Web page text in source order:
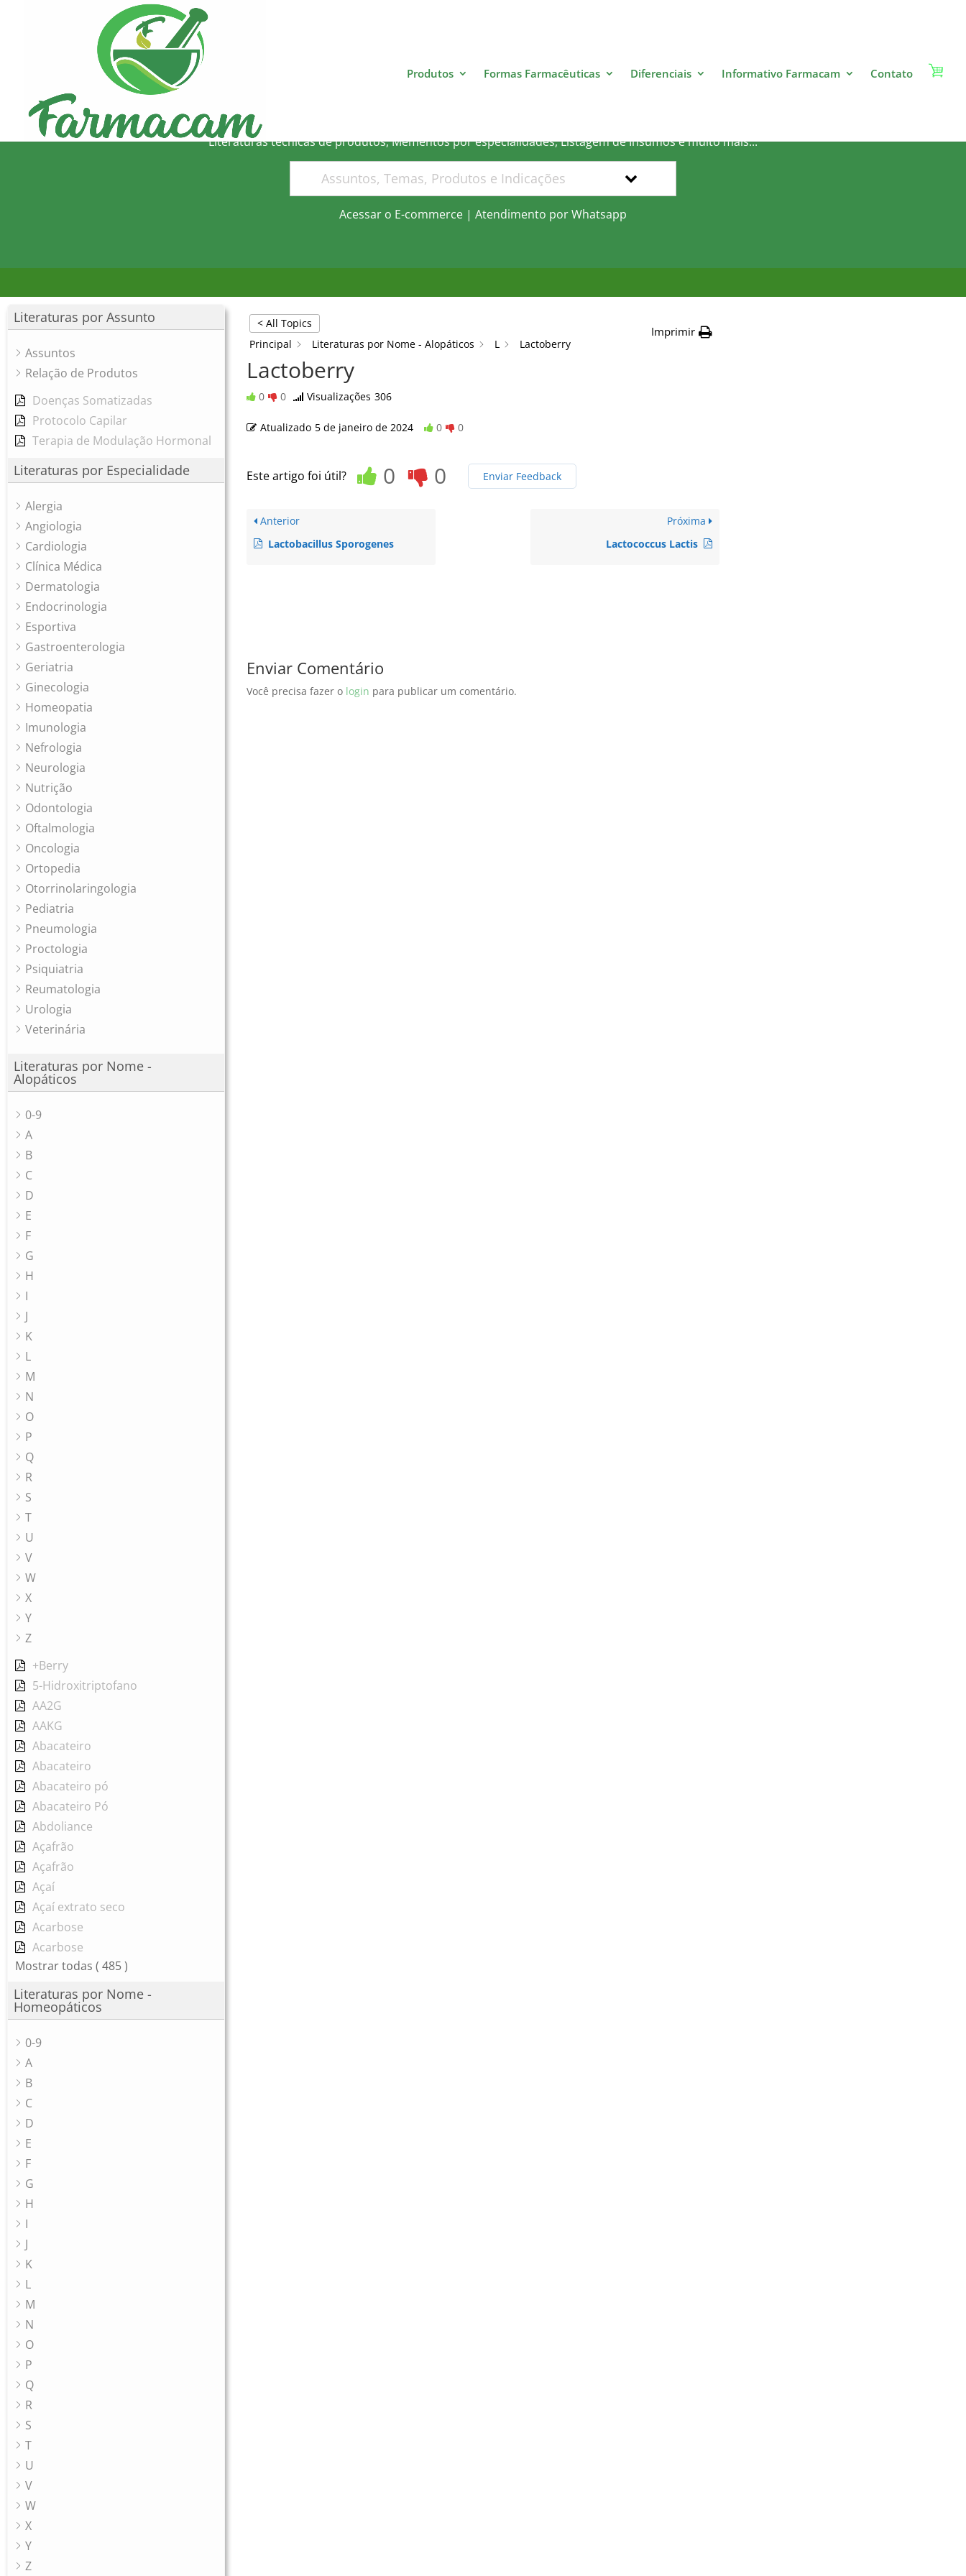
Produtos Formas Farmacêuticas Diferenciais Informativo Farmacam Contato
Literaturas técnicas de produtos, Mementos por especialidades, Listagem de Insumos e muito mais...
Acessar o E-commerce | Atendimento por Whatsapp
Literaturas por Assunto
Assuntos
Relação de Produtos
Doenças Somatizadas
Protocolo Capilar
Terapia de Modulação Hormonal
Literaturas por Especialidade
Alergia
Angiologia
Cardiologia
Clínica Médica
Dermatologia
Endocrinologia
Esportiva
Gastroenterologia
Geriatria
Ginecologia
Homeopatia
Imunologia
Nefrologia
Neurologia
Nutrição
Odontologia
Oftalmologia
Oncologia
Ortopedia
Otorrinolaringologia
Pediatria
Pneumologia
Proctologia
Psiquiatria
Reumatologia
Urologia
Veterinária
Literaturas por Nome -
Alopáticos
0-9
A
B
C
D
E
F
G
H
I
J
K
L
M
N
O
P
Q
R
S
T
U
V
W
X
Y
Z
+Berry
5-Hidroxitriptofano
AA2G
AAKG
Abacateiro
Abacateiro
Abacateiro pó
Abacateiro Pó
Abdoliance
Açafrão
Açafrão
Açaí
Açaí extrato seco
Acarbose
Acarbose
Mostrar todas ( 485 )
Literaturas por Nome -
Homeopáticos
0-9
A
B
C
D
E
F
G
H
I
J
K
L
M
N
O
P
Q
R
S
T
U
V
W
X
Y
Z
< All Topics
Principal
Literaturas por Nome - Alopáticos L Lactoberry
Imprimir
Lactoberry
0 0 Visualizações 306
Atualizado 5 de janeiro de 2024 0 0
Este artigo foi útil? 0 0 Enviar Feedback
Anterior
Lactobacillus Sporogenes
Próxima
Lactococcus Lactis
Enviar Comentário
Você precisa fazer o login para publicar um comentário.